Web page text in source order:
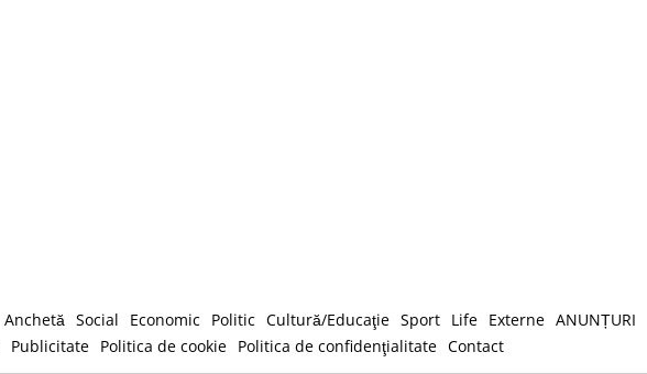
Anchetă Social Economic Politic Cultură/Educaţie Sport Life Externe ANUNȚURI
Publicitate Politica de cookie Politica de confidenţialitate Contact